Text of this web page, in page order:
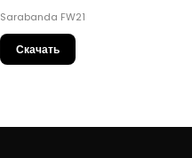
Sarabanda FW21
Скачать